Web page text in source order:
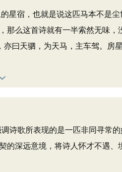
宿，也就是说这匹马本不是尘
么这首诗就有一半索然无味
曰天驷，为天马，主车驾。房星
诗歌所表现的是一匹非同寻常
深远意境，将诗人怀才不遇、